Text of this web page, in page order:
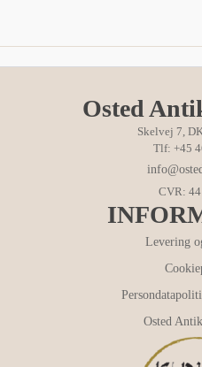
Osted
Skelvej 7,
Tlf: +45
CVR:
Levering
Osted